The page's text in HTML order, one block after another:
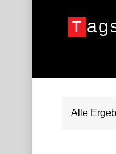
T
Alle